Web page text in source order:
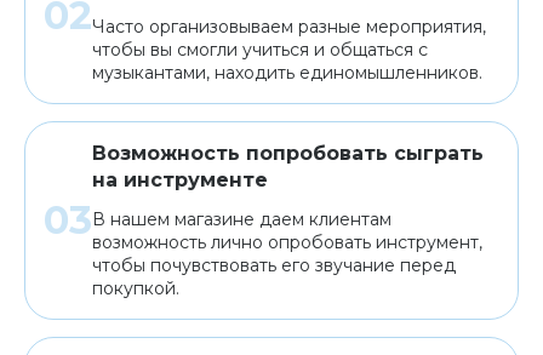
Часто организовываем разные мероприятия,
чтобы вы смогли учиться и общаться с
музыкантами, находить единомышленников.
Возможность попробовать сыграть
на инструменте
В нашем магазине даем клиентам
возможность лично опробовать инструмент,
чтобы почувствовать его звучание перед
покупкой.